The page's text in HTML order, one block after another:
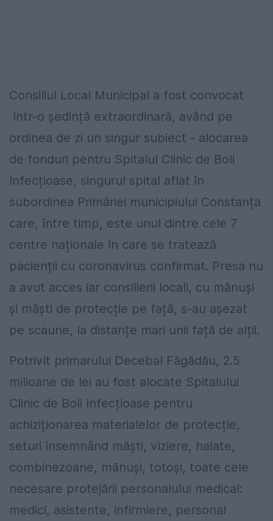
Consiliul Local Municipal a fost convocat
într-o ședință extraordinară, având pe
ordinea de zi un singur subiect - alocarea
de fonduri pentru Spitalul Clinic de Boli
Infecțioase, singurul spital aflat în
subordinea Primăriei municipiului Constanța
care, între timp, este unul dintre cele 7
centre naționale în care se tratează
pacienții cu coronavirus confirmat. Presa nu
a avut acces iar consilierii locali, cu mănuși
și măști de protecție pe față, s-au așezat
pe scaune, la distanțe mari unii față de alții.
Potrivit primarului Decebal Făgădău, 2.5
milioane de lei au fost alocate Spitalului
Clinic de Boli Infecțioase pentru
achiziționarea materialelor de protecție,
seturi însemnând măști, viziere, halate,
combinezoane, mănuși, totoși, toate cele
necesare protejării personalului medical:
medici, asistente, infirmiere, personal